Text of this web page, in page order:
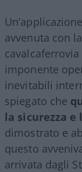
avvenuta con
cavalcaferrovia
imponente
inevitabili
spiegato che
la sicurezza e
dimostrato e
questo
arrivata dagli